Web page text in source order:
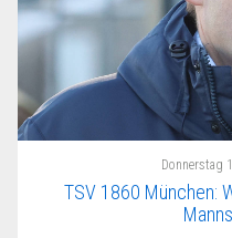
Donnerstag
TSV 1860 München: